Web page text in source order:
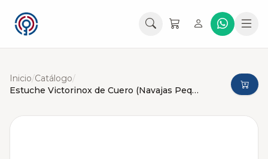
Inicio/Catálogo/
Estuche Victorinox de Cuero (Navajas Pequeñas)